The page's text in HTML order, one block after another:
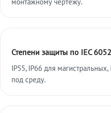
Степени защиты по IEC
IP55, IP66 для
под среду.